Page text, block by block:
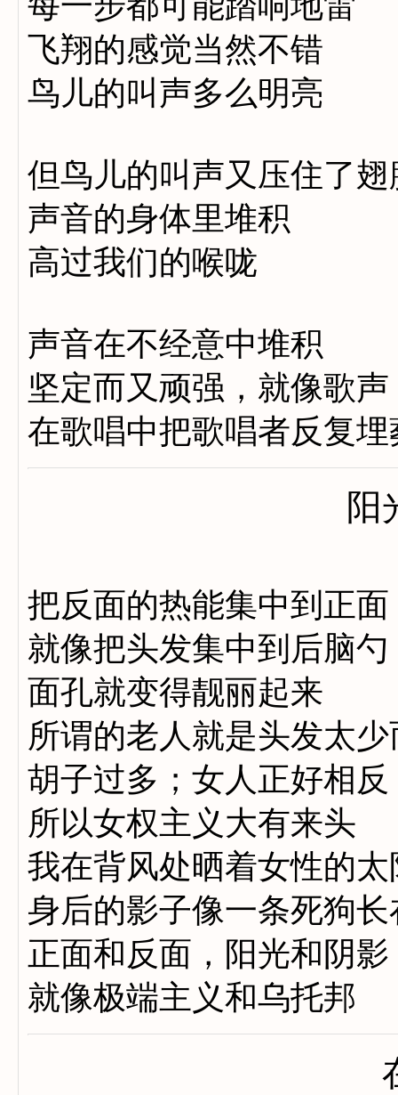
飞翔的感觉当然不错
鸟儿的叫声多么明亮
但鸟儿的叫声又压住了翅
声音的身体里堆积
高过我们的喉咙
声音在不经意中堆积
坚定而又顽强，就像歌声
在歌唱中把歌唱者反复埋
阳
把反面的热能集中到正面
就像把头发集中到后脑勺
面孔就变得靓丽起来
所谓的老人就是头发太少
胡子过多；女人正好相反
所以女权主义大有来头
我在背风处晒着女性的太
身后的影子像一条死狗
正面和反面，阳光和阴影
就像极端主义和乌托邦